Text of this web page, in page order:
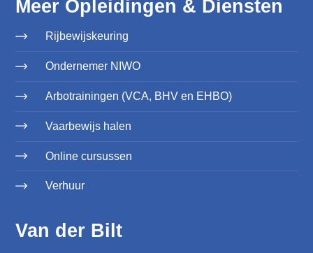
Meer Opleidingen & Diensten
Rijbewijskeuring
Ondernemer NIWO
Arbotrainingen (VCA, BHV en EHBO)
Vaarbewijs halen
Online cursussen
Verhuur
Van der Bilt